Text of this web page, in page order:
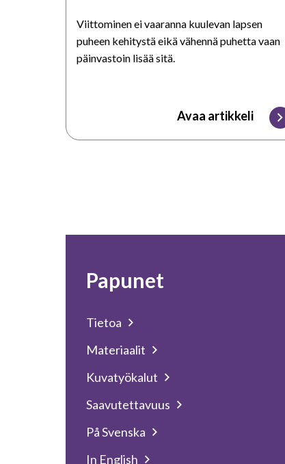
Viittominen ei vaaranna kuulevan lapsen
puheen kehitystä eikä vähennä puhetta vaan
päinvastoin lisää sitä.
Avaa artikkeli
Papunet
Tietoa
Materiaalit
Kuvatyökalut
Saavutettavuus
På Svenska
In English